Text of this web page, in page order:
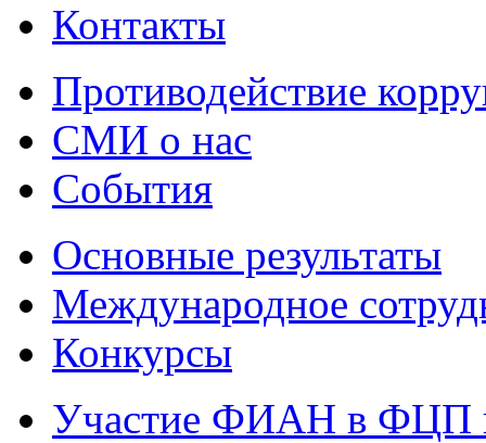
Контакты
Противодействие
СМИ о нас
События
Основные результаты
Международное
Конкурсы
Участие ФИАН в ФЦП